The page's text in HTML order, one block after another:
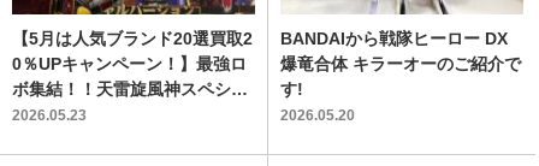
【5月は人気ブランド20選買取2
0％UPキャンペーン！】最強ロ
ボ集結！！天雷旋風神スペシャ
ルバージョンのご紹介！！！
2026.05.23
BANDAIから戦隊ヒーロー DX
爆竜合体 キラーオーのご紹介で
す!
2026.05.20